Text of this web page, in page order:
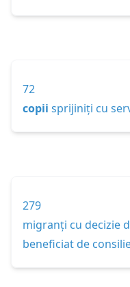
72
copii sprijiniți cu
279
migranți cu decizie
beneficiat de